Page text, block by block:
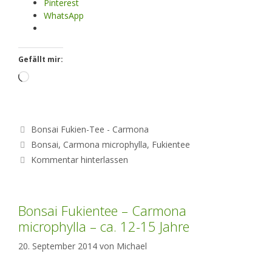
Pinterest
WhatsApp
Gefällt mir:
Loading…
Kategorien
Bonsai Fukien-Tee - Carmona
Schlagwörter
Bonsai, Carmona microphylla, Fukientee
Kommentar hinterlassen
Bonsai Fukientee – Carmona
microphylla – ca. 12-15 Jahre
20. September 2014 von Michael